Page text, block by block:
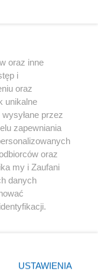
Youtube
oraz inne
i
oraz
unikalne
przez
zapewniania
oraz
my i Zaufani
danych
prywatności
USTAWIENIA